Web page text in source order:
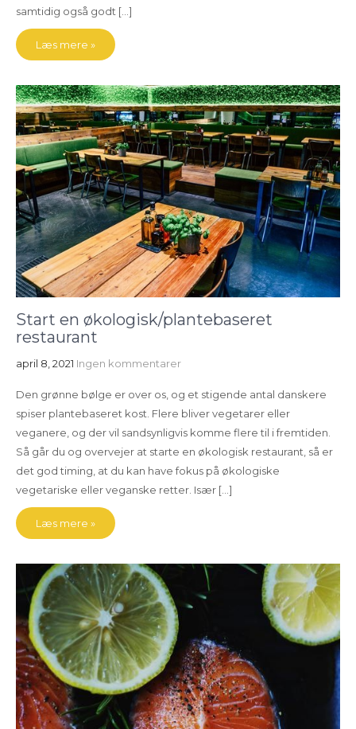
samtidig også godt […]
Læs mere »
Start en økologisk/plantebaseret
restaurant
april 8, 2021 Ingen kommentarer
Den grønne bølge er over os, og et stigende antal danskere
spiser plantebaseret kost. Flere bliver vegetarer eller
veganere, og der vil sandsynligvis komme flere til i fremtiden.
Så går du og overvejer at starte en økologisk restaurant, så er
det god timing, at du kan have fokus på økologiske
vegetariske eller veganske retter. Især […]
Læs mere »